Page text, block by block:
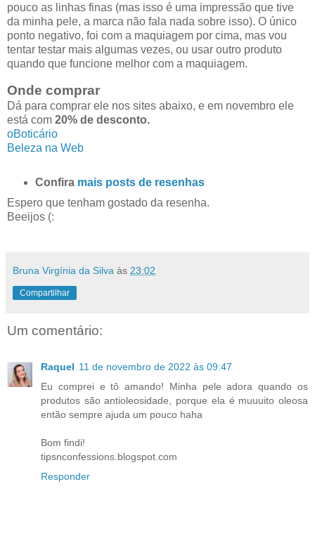
pouco as linhas finas (mas isso é uma impressão que tive
da minha pele, a marca não fala nada sobre isso). O único
ponto negativo, foi com a maquiagem por cima, mas vou
tentar testar mais algumas vezes, ou usar outro produto
quando que funcione melhor com a maquiagem.
Onde comprar
Dá para comprar ele nos sites abaixo, e em novembro ele
está com 20% de desconto.
oBoticário
Beleza na Web
Confira mais posts de resenhas
Espero que tenham gostado da resenha.
Beeijos (:
Bruna Virgínia da Silva às 23:02
Compartilhar
Um comentário:
Raquel 11 de novembro de 2022 às 09:47
Eu comprei e tô amando! Minha pele adora quando os
produtos são antioleosidade, porque ela é muuuito oleosa
então sempre ajuda um pouco haha
Bom findi!
tipsnconfessions.blogspot.com
Responder